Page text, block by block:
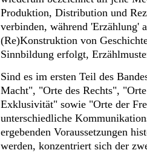
Produktion, Distribution und
verbinden, während 'Erzählung'
(Re)Konstruktion von
Sinnbildung erfolgt,
Sind es im ersten Teil des
Macht", "Orte des Rechts",
Exklusivität" sowie "Orte der
unterschiedliche
ergebenden Voraussetzungen
werden, konzentriert sich der